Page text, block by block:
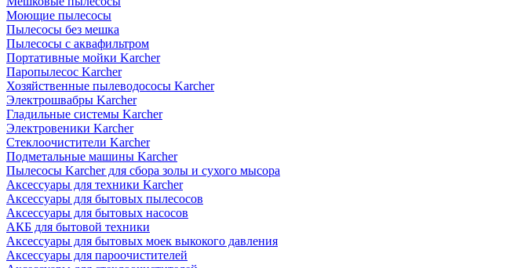
Моющие пылесосы
Пылесосы без мешка
Пылесосы с аквафильтром
Портативные мойки Karcher
Паропылесос Karcher
Хозяйственные пылеводососы Karcher
Электрошвабры Karcher
Гладильные системы Karcher
Электровеники Karcher
Стеклоочистители Karcher
Подметальные машины Karcher
Пылесосы Karcher для сбора золы и сухого мысора
Аксессуары для техники Karcher
Аксессуары для бытовых пылесосов
Аксессуары для бытовых насосов
АКБ для бытовой техники
Аксессуары для бытовых моек выкокого давления
Аксессуары для пароочистителей